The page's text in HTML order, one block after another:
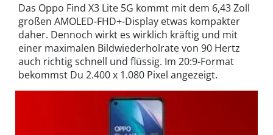
Das Oppo Find X3 Lite 5G kommt mit dem 6,43 Zoll
großen AMOLED-FHD+-Display etwas kompakter
daher. Dennoch wirkt es wirklich kräftig und mit
einer maximalen Bildwiederholrate von 90 Hertz
auch richtig schnell und flüssig. Im 20:9-Format
bekommst Du 2.400 x 1.080 Pixel angezeigt.